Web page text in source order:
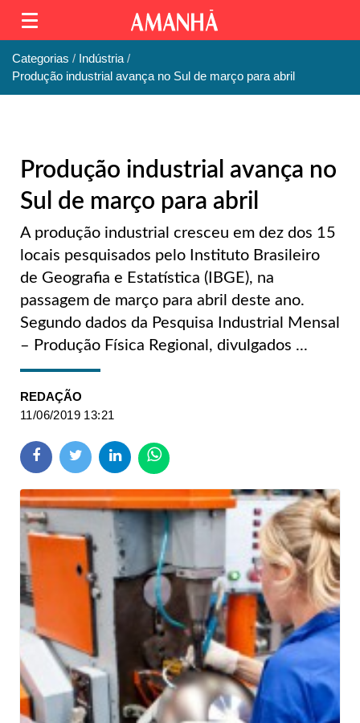
Categorias
Indústria
Produção industrial avança no Sul de março para abril
Produção industrial avança no
Sul de março para abril
A produção industrial cresceu em dez dos 15
locais pesquisados pelo Instituto Brasileiro
de Geografia e Estatística (IBGE), na
passagem de março para abril deste ano.
Segundo dados da Pesquisa Industrial Mensal
– Produção Física Regional, divulgados ...
REDAÇÃO
11/06/2019 13:21